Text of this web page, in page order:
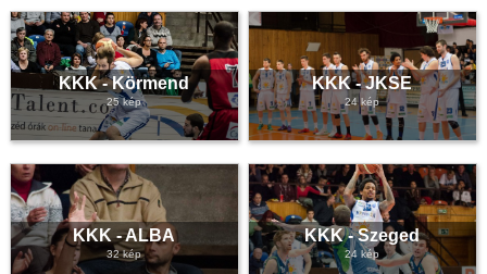
KKK - Körmend
25 kép
KKK - JKSE
24 kép
KKK - ALBA
32 kép
KKK - Szeged
24 kép